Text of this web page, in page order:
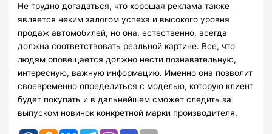
Не трудно догадаться, что хорошая реклама также
является неким залогом успеха и высокого уровня
продаж автомобилей, но она, естественно, всегда
должна соответствовать реальной картине. Все, что
людям оповещается должно нести познавательную,
интересную, важную информацию. Именно она позволит
своевременно определиться с моделью, которую клиент
будет покупать и в дальнейшем сможет следить за
выпуском новинок конкретной марки производителя.